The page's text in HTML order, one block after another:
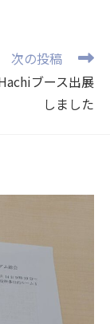
次の投稿
ブース出展
しました